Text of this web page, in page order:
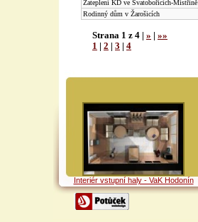
Zateplení KD ve Svatobořicích-Mistříně
Rodinný dům v Žarošicích
Strana 1 z 4 | »
»»
1
2 3 4
Interiér vstupní haly - VaK Hodonín